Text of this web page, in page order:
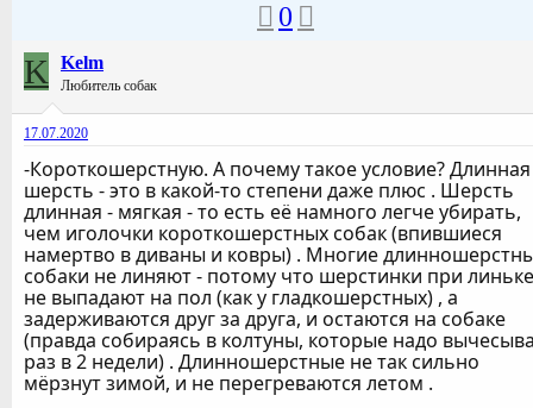
0
K Kelm
Любитель собак
17.07.2020
-Короткошерстную. А почему такое условие? Длинная
шерсть - это в какой-то степени даже плюс . Шерсть
длинная - мягкая - то есть её намного легче убирать,
чем иголочки короткошерстных собак (впившиеся
намертво в диваны и ковры) . Многие
собаки не линяют - потому что шерстинки при линьке
не выпадают на пол (как у гладкошерстных) , а
задерживаются друг за друга, и остаются на собаке
(правда собираясь в колтуны, которые надо
раз в 2 недели) . Длинношерстные не так сильно
мёрзнут зимой, и не перегреваются летом .